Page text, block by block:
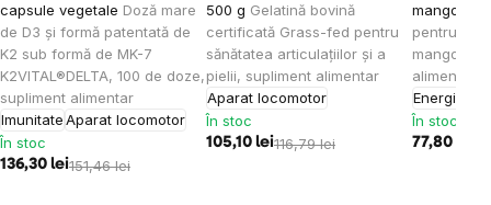
capsule vegetale Doză mare
de D3 și formă patentată de
K2 sub formă de MK-7
K2VITAL®DELTA, 100 de doze,
supliment alimentar
ImunitateAparat locomotor
În stoc
136,30 lei151,46 lei
500 g Gelatină bovină
certificată Grass-fed pentru
sănătatea articulațiilor și a
pielii, supliment alimentar
Aparat locomotor
În stoc
105,10 lei116,79 lei
mango,
pentru
mango, 30
alimentar
Energie
În stoc
77,80 lei